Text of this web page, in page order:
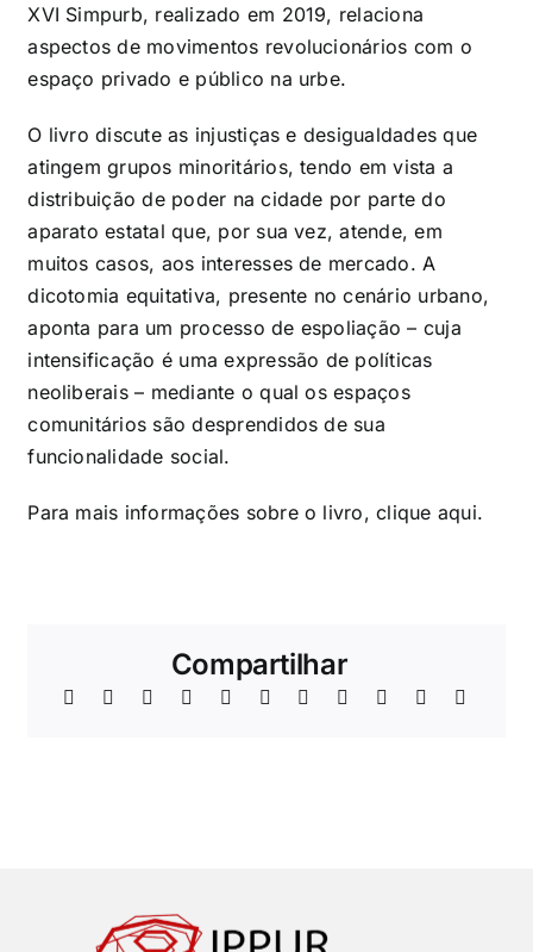
XVI Simpurb, realizado em 2019, relaciona
aspectos de movimentos revolucionários com o
espaço privado e público na urbe.
O livro discute as injustiças e desigualdades que
atingem grupos minoritários, tendo em vista a
distribuição de poder na cidade por parte do
aparato estatal que, por sua vez, atende, em
muitos casos, aos interesses de mercado. A
dicotomia equitativa, presente no cenário urbano,
aponta para um processo de espoliação – cuja
intensificação é uma expressão de políticas
neoliberais – mediante o qual os espaços
comunitários são desprendidos de sua
funcionalidade social.
Para mais informações sobre o livro, clique aqui.
Compartilhar